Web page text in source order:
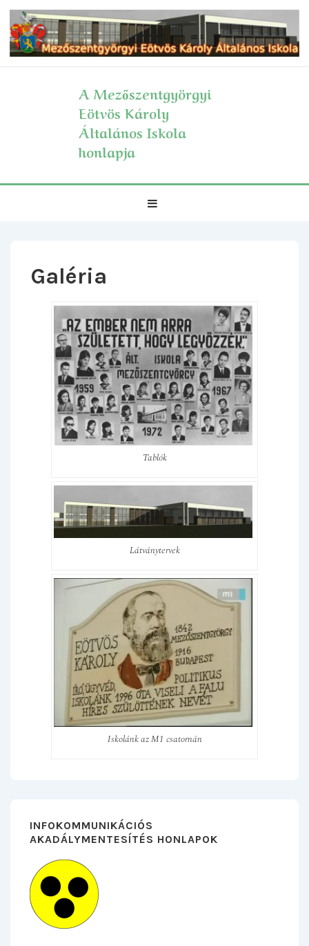
Skip
A Mezőszentgyörgyi
Eötvös Károly
Általános Iskola
honlapja
Galéria
Tablók
Látványtervek
Iskolánk az M1 csatornán
INFOKOMMUNIKÁCIÓS
AKADÁLYMENTESÍTÉS HONLAPOK